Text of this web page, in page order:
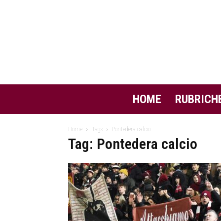
HOME
Home Tags Pontedera calcio
Tag: Pontedera calcio